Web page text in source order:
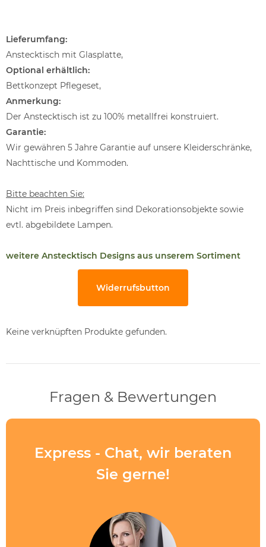
Lieferumfang:
Anstecktisch mit Glasplatte,
Optional erhältlich:
Bettkonzept Pflegeset,
Anmerkung:
Der Anstecktisch ist zu 100% metallfrei konstruiert.
Garantie:
Wir gewähren 5 Jahre Garantie auf unsere Kleiderschränke,
Nachttische und Kommoden.
Bitte beachten Sie:
Nicht im Preis inbegriffen sind Dekorationsobjekte sowie
evtl. abgebildete Lampen.
weitere Anstecktisch Designs aus unserem Sortiment
Widerrufsbutton
Keine verknüpften Produkte gefunden.
Fragen & Bewertungen
Express - Chat, wir beraten
Sie gerne!